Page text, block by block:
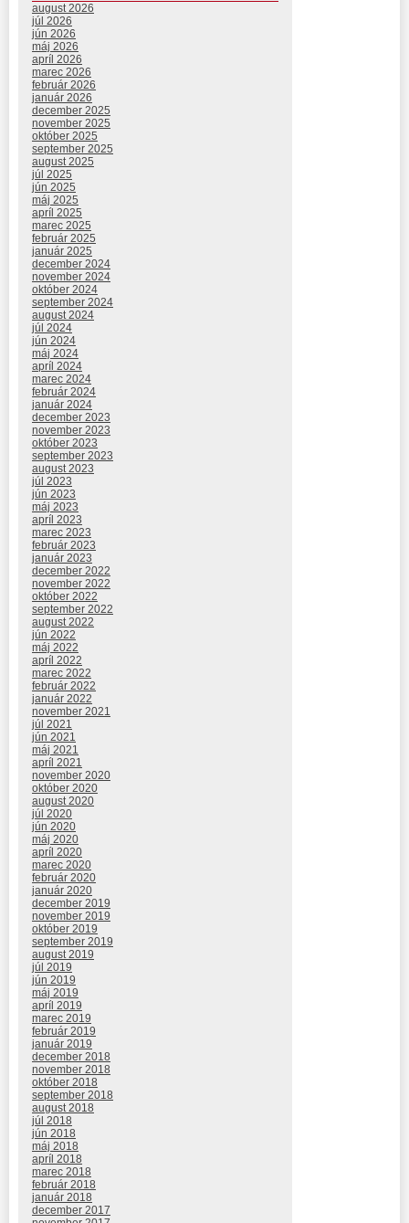
august 2026
júl 2026
jún 2026
máj 2026
apríl 2026
marec 2026
február 2026
január 2026
december 2025
november 2025
október 2025
september 2025
august 2025
júl 2025
jún 2025
máj 2025
apríl 2025
marec 2025
február 2025
január 2025
december 2024
november 2024
október 2024
september 2024
august 2024
júl 2024
jún 2024
máj 2024
apríl 2024
marec 2024
február 2024
január 2024
december 2023
november 2023
október 2023
september 2023
august 2023
júl 2023
jún 2023
máj 2023
apríl 2023
marec 2023
február 2023
január 2023
december 2022
november 2022
október 2022
september 2022
august 2022
jún 2022
máj 2022
apríl 2022
marec 2022
február 2022
január 2022
november 2021
júl 2021
jún 2021
máj 2021
apríl 2021
november 2020
október 2020
august 2020
júl 2020
jún 2020
máj 2020
apríl 2020
marec 2020
február 2020
január 2020
december 2019
november 2019
október 2019
september 2019
august 2019
júl 2019
jún 2019
máj 2019
apríl 2019
marec 2019
február 2019
január 2019
december 2018
november 2018
október 2018
september 2018
august 2018
júl 2018
jún 2018
máj 2018
apríl 2018
marec 2018
február 2018
január 2018
december 2017